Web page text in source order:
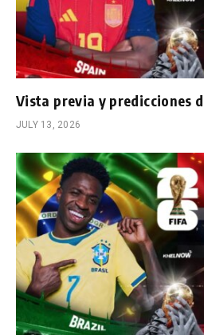
Vista previa y predicciones
JULY 13, 2026